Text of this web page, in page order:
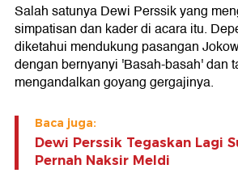
Salah satunya Dewi Perssik yang
simpatisan dan kader di acara itu.
diketahui mendukung pasangan
dengan bernyanyi 'Basah-basah' dan
mengandalkan goyang gergajinya.
Baca juga:
Dewi Perssik Tegaskan Lagi
Pernah Naksir Meldi